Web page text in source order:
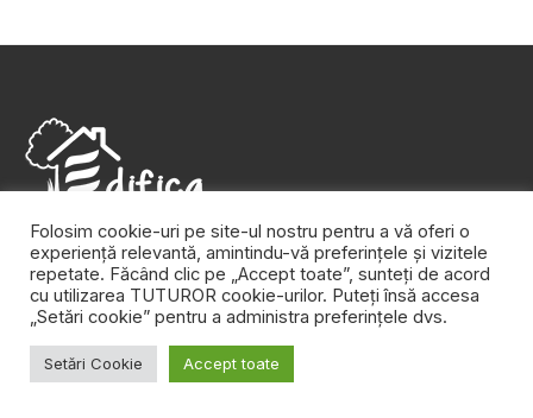
Aici găsești sfaturi practice de design şi decoraţiuni
interioare, dar și inspiraţie pentru colţul tău de natură. Edifica
este agenda ta zilnică pentru casă, pentru grădină, pentru tot
ce te înconjoară şi îţi face viaţa mai frumoasă.
Folosim cookie-uri pe site-ul nostru pentru a vă oferi o
experiență relevantă, amintindu-vă preferințele și vizitele
repetate. Făcând clic pe „Accept toate”, sunteți de acord
cu utilizarea TUTUROR cookie-urilor. Puteți însă accesa
„Setări cookie” pentru a administra preferințele dvs.
Setări Cookie Accept toate